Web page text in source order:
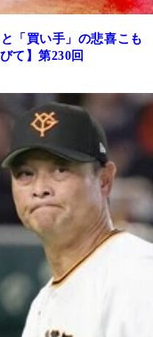
「買い手」の悲喜こも
て】第230回